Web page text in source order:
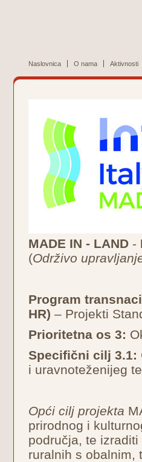
Naslovnica O nama Aktivnosti
MADE IN - LAND -
(Održivo
Program
HR) – Projekti
Prioritetna os 3:
Specifični cilj 3.1:
i uravnoteženijeg
Opći cilj projekta
prirodnog i
područja, te
ruralnih s obalnim,